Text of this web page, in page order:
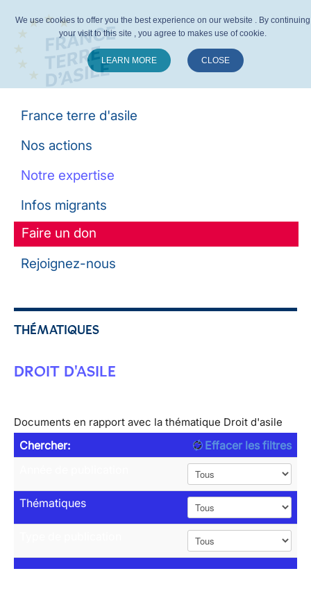
France terre d'asile
Nos actions
Notre expertise
Infos migrants
Faire un don
Rejoignez-nous
THÉMATIQUES
DROIT D'ASILE
Documents en rapport avec la thématique Droit d'asile
Chercher:
Effacer les filtres
Thématiques
We use cookies to offer you the best experience on our website . By continuing
your visit to this site , you agree to makes use of cookie.
LEARN MORE CLOSE